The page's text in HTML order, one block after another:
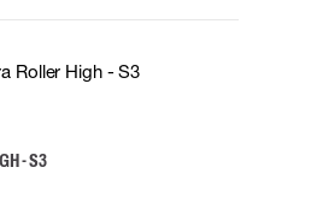
- S3